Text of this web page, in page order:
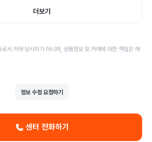
더보기
서 거래 당사자가 아니며, 상품정보 및 거래에 대한 책임은 해
정보 수정 요청하기
센터 전화하기